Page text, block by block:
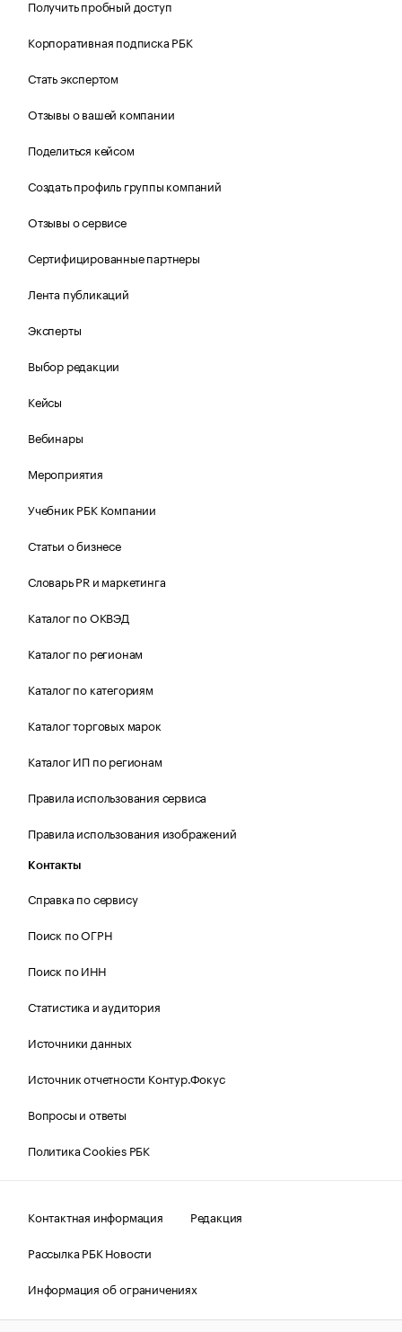
Получить пробный доступ
Корпоративная подписка РБК
Стать экспертом
Отзывы о вашей компании
Поделиться кейсом
Создать профиль группы компаний
Отзывы о сервисе
Сертифицированные партнеры
Лента публикаций
Эксперты
Выбор редакции
Кейсы
Вебинары
Мероприятия
Учебник РБК Компании
Статьи о бизнесе
Словарь PR и маркетинга
Каталог по ОКВЭД
Каталог по регионам
Каталог по категориям
Каталог торговых марок
Каталог ИП по регионам
Правила использования сервиса
Правила использования изображений
Контакты
Справка по сервису
Поиск по ОГРН
Поиск по ИНН
Статистика и аудитория
Источники данных
Источник отчетности Контур.Фокус
Вопросы и ответы
Политика Cookies РБК
Контактная информация
Редакция
Рассылка РБК Новости
Информация об ограничениях
Правовая информация
О соблюдении авторских прав